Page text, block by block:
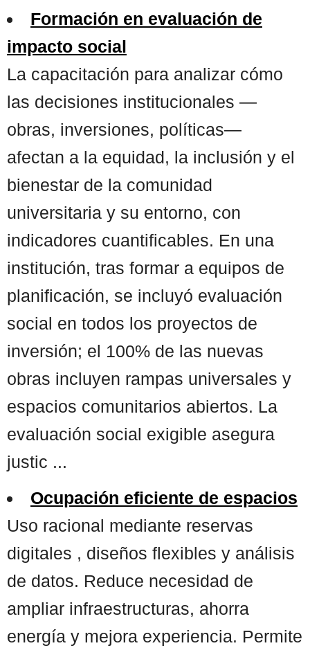
Formación en evaluación de
impacto social
La capacitación para analizar cómo
las decisiones institucionales —
obras, inversiones, políticas—
afectan a la equidad, la inclusión y el
bienestar de la comunidad
universitaria y su entorno, con
indicadores cuantificables. En una
institución, tras formar a equipos de
planificación, se incluyó evaluación
social en todos los proyectos de
inversión; el 100% de las nuevas
obras incluyen rampas universales y
espacios comunitarios abiertos. La
evaluación social exigible asegura
justic ...
Ocupación eficiente de espacios
Uso racional mediante reservas
digitales , diseños flexibles y análisis
de datos. Reduce necesidad de
ampliar infraestructuras, ahorra
energía y mejora experiencia. Permite